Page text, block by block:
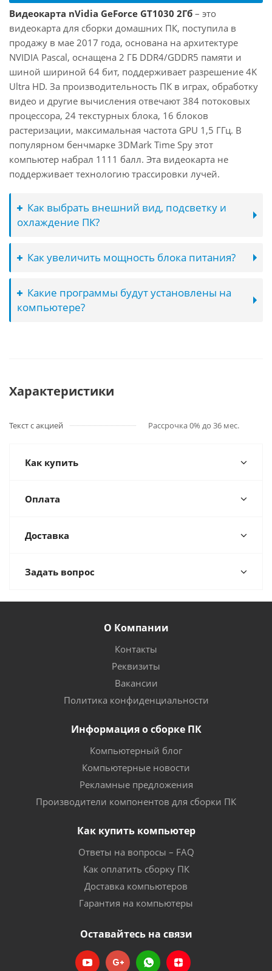
Видеокарта nVidia GeForce GT1030 2Гб – это
видеокарта для сборки домашних ПК, поступила в
продажу в мае 2017 года, основана на архитектуре
NVIDIA Pascal, оснащена 2 ГБ DDR4/GDDR5 памяти и
шиной шириной 64 бит, поддерживает разрешение 4K
Ultra HD. За производительность ПК в играх, обработку
видео и другие вычисления отвечают 384 потоковых
процессора, 24 текстурных блока, 16 блоков
растеризации, максимальная частота GPU 1,5 ГГц. В
популярном бенчмарке 3DMark Time Spy этот
компьютер набрал 1111 балл. Эта видеокарта не
поддерживает технологию трассировки лучей.
Как выбрать внешний вид, подсветку и
охлаждение ПК?
Как увеличить мощность блока питания?
Какие программы будут установлены на
компьютере?
Характеристики
Текст с акцией Рассрочка 0% до 36 мес.
Как купить
Оплата
Доставка
Задать вопрос
О Компании
Контакты
Реквизиты
Вакансии
Политика конфиденциальности
Информация о сборке ПК
Компьютерный блог
Компьютерные новости
Рекламные предложения
Производители компонентов для сборки ПК
Как купить компьютер
Ответы на вопросы – FAQ
Как оплатить сборку ПК
Доставка компьютеров
Гарантия на компьютеры
Оставайтесь на связи